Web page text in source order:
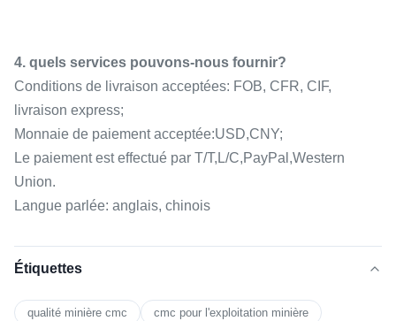
4. quels services pouvons-nous fournir?
Conditions de livraison acceptées: FOB, CFR, CIF,
livraison express;
Monnaie de paiement acceptée:USD,CNY;
Le paiement est effectué par T/T,L/C,PayPal,Western
Union.
Langue parlée: anglais, chinois
Étiquettes
qualité minière cmc
cmc pour l'exploitation minière